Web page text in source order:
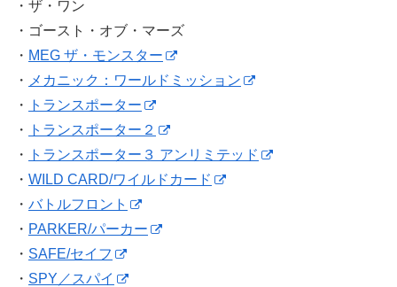
・ザ・ワン
・ゴースト・オブ・マーズ
・ MEG ザ・モンスター
・ メカニック：ワールドミッション
・
トランスポーター
・
トランスポーター２
・
トランスポーター３ アンリミテッド
・ WILD CARD/ワイルドカード
・ バトルフロント
・ PARKER/パーカー
・ SAFE/セイフ
・ SPY／スパイ